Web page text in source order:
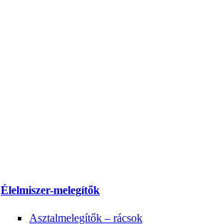
Élelmiszer-melegítők
Asztalmelegítők – rácsok